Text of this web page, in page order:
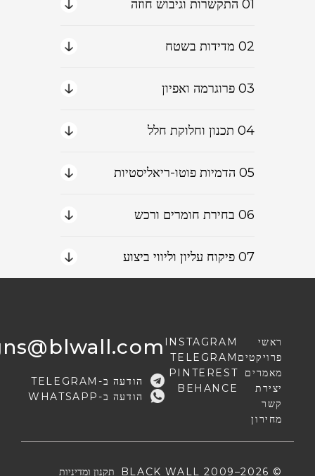
01 התקשרות וגיבוש חוזה
02 מדידות בשטח
03 פרוגרמה ואפיון
04 תכנון וחלוקת חלל
05 הדמיות פוטו-ריאליסטיות
06 בחירת חומרים ורכש
07 פיקוח עליון וליווי ביצוע
ראשי
פרויקטים
מאמרים
יצירת
קשר
מחירון
INSTAGRAM
TELEGRAM
PINTEREST
BEHANCE
הודעה ב-TELEGRAM
הודעה ב-WHATSAPP
© BLACK WALL 2009–2026 תקנון ומדיניות